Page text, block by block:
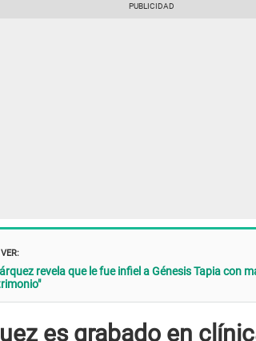
revela que le fue infiel a Génesis Tapia con
es grabado en